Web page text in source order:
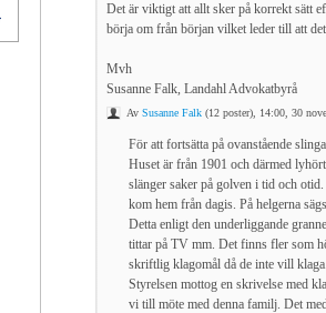
Det är viktigt att allt sker på korrekt sätt
börja om från början vilket leder till att
Mvh
Susanne Falk, Landahl Advokatbyrå
Av Susanne Falk (12 poster), 14:00, 30
För att fortsätta på ovanstående
Huset är från 1901 och därmed
slänger saker på golven i tid och
kom hem från dagis. På helgerna
Detta enligt den underliggande
tittar på TV mm. Det finns fler som
skriftlig klagomål då de inte vill klaga.
Styrelsen mottog en skrivelse med
vi till möte med denna familj. Det